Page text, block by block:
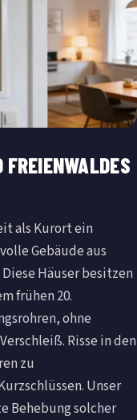
als Kurort ein
Gebäude aus
Häuser besitzen
frühen 20.
ohne
Risse in den
zu
Unser
Behebung solcher